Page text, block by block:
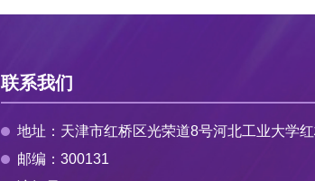
联系我们
地址：天津市红桥区光荣道8号河北工业大学
邮编：300131